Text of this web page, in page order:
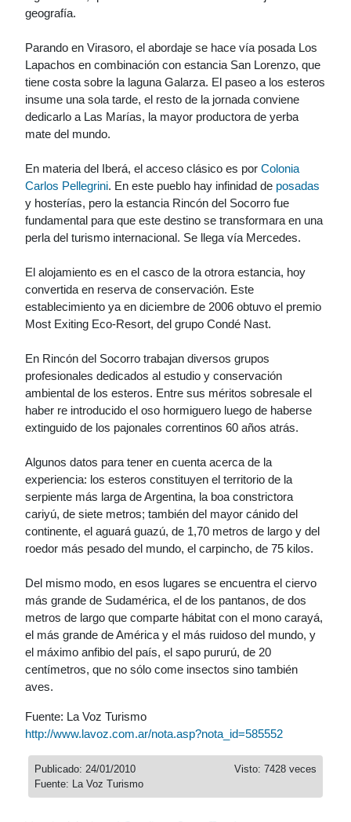
geografía.
Parando en Virasoro, el abordaje se hace vía posada Los
Lapachos en combinación con estancia San Lorenzo, que
tiene costa sobre la laguna Galarza. El paseo a los esteros
insume una sola tarde, el resto de la jornada conviene
dedicarlo a Las Marías, la mayor productora de yerba
mate del mundo.
En materia del Iberá, el acceso clásico es por Colonia
Carlos Pellegrini. En este pueblo hay infinidad de posadas
y hosterías, pero la estancia Rincón del Socorro fue
fundamental para que este destino se transformara en una
perla del turismo internacional. Se llega vía Mercedes.
El alojamiento es en el casco de la otrora estancia, hoy
convertida en reserva de conservación. Este
establecimiento ya en diciembre de 2006 obtuvo el premio
Most Exiting Eco-Resort, del grupo Condé Nast.
En Rincón del Socorro trabajan diversos grupos
profesionales dedicados al estudio y conservación
ambiental de los esteros. Entre sus méritos sobresale el
haber re introducido el oso hormiguero luego de haberse
extinguido de los pajonales correntinos 60 años atrás.
Algunos datos para tener en cuenta acerca de la
experiencia: los esteros constituyen el territorio de la
serpiente más larga de Argentina, la boa constrictora
cariyú, de siete metros; también del mayor cánido del
continente, el aguará guazú, de 1,70 metros de largo y del
roedor más pesado del mundo, el carpincho, de 75 kilos.
Del mismo modo, en esos lugares se encuentra el ciervo
más grande de Sudamérica, el de los pantanos, de dos
metros de largo que comparte hábitat con el mono carayá,
el más grande de América y el más ruidoso del mundo, y
el máximo anfibio del país, el sapo pururú, de 20
centímetros, que no sólo come insectos sino también
aves.
Fuente: La Voz Turismo
http://www.lavoz.com.ar/nota.asp?nota_id=585552
Visto: 7428 veces
Publicado: 24/01/2010
Fuente: La Voz Turismo